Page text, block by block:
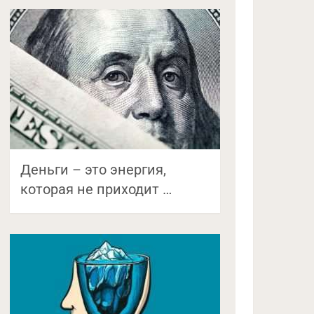
Деньги – это энергия,
которая не приходит …